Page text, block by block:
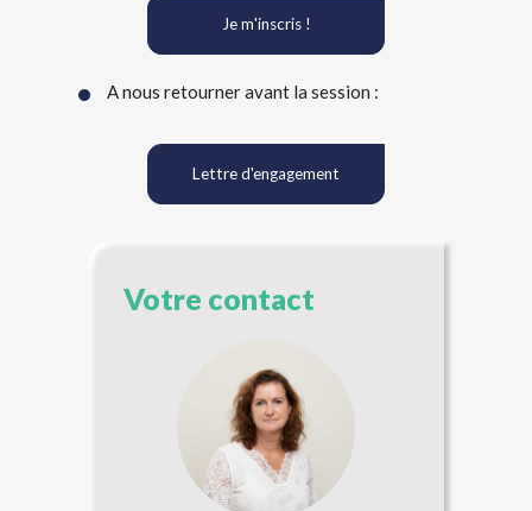
Je m'inscris !
A nous retourner avant la session :
Lettre d'engagement
Votre contact